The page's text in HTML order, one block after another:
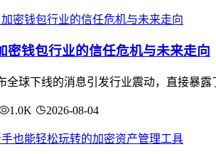
密钱包行业的信任危机与未来走向
全球下线的消息引发行业震动，直接
1.0K 2026-08-04